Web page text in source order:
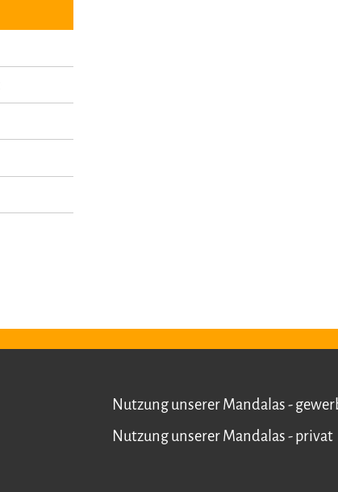
Nutzung unserer Mandalas -
Nutzung unserer Mandalas - privat